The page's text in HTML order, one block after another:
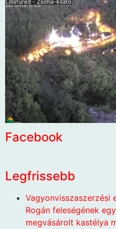
Facebook
Legfrissebb
Vagyonvisszaszerzési
Rogán feleségének
megvásárolt kastélya